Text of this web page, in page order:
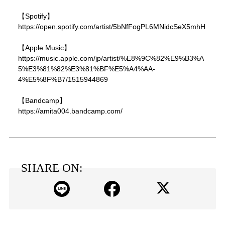
【Spotify】
https://open.spotify.com/artist/5bNfFogPL6MNidcSeX5mhH
【Apple Music】
https://music.apple.com/jp/artist/%E8%9C%82%E9%B3%A
5%E3%81%82%E3%81%BF%E5%A4%AA-
4%E5%8F%B7/1515944869
【Bandcamp】
https://amita004.bandcamp.com/
SHARE ON: